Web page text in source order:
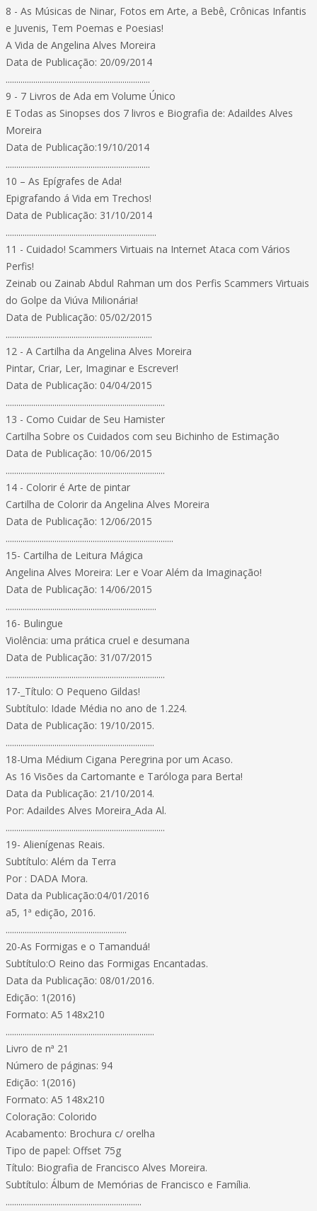
8 - As Músicas de Ninar, Fotos em Arte, a Bebê, Crônicas Infantis
e Juvenis, Tem Poemas e Poesias!
A Vida de Angelina Alves Moreira
Data de Publicação: 20/09/2014
....................................................................
9 - 7 Livros de Ada em Volume Único
E Todas as Sinopses dos 7 livros e Biografia de: Adaildes Alves
Moreira
Data de Publicação:19/10/2014
....................................................................
10 – As Epígrafes de Ada!
Epigrafando á Vida em Trechos!
Data de Publicação: 31/10/2014
.......................................................................
11 - Cuidado! Scammers Virtuais na Internet Ataca com Vários
Perfis!
Zeinab ou Zainab Abdul Rahman um dos Perfis Scammers Virtuais
do Golpe da Viúva Milionária!
Data de Publicação: 05/02/2015
.....................................................................
12 - A Cartilha da Angelina Alves Moreira
Pintar, Criar, Ler, Imaginar e Escrever!
Data de Publicação: 04/04/2015
...........................................................................
13 - Como Cuidar de Seu Hamister
Cartilha Sobre os Cuidados com seu Bichinho de Estimação
Data de Publicação: 10/06/2015
...........................................................................
14 - Colorir é Arte de pintar
Cartilha de Colorir da Angelina Alves Moreira
Data de Publicação: 12/06/2015
...............................................................................
15- Cartilha de Leitura Mágica
Angelina Alves Moreira: Ler e Voar Além da Imaginação!
Data de Publicação: 14/06/2015
.......................................................................
16- Bulingue
Violência: uma prática cruel e desumana
Data de Publicação: 31/07/2015
...........................................................................
17-_Título: O Pequeno Gildas!
Subtítulo: Idade Média no ano de 1.224.
Data de Publicação: 19/10/2015.
......................................................................
18-Uma Médium Cigana Peregrina por um Acaso.
As 16 Visões da Cartomante e Taróloga para Berta!
Data da Publicação: 21/10/2014.
Por: Adaildes Alves Moreira_Ada Al.
...........................................................................
19- Alienígenas Reais.
Subtítulo: Além da Terra
Por : DADA Mora.
Data da Publicação:04/01/2016
a5, 1ª edição, 2016.
.........................................................
20-As Formigas e o Tamanduá!
Subtítulo:O Reino das Formigas Encantadas.
Data da Publicação: 08/01/2016.
Edição: 1(2016)
Formato: A5 148x210
......................................................................
Livro de nª 21
Número de páginas: 94
Edição: 1(2016)
Formato: A5 148x210
Coloração: Colorido
Acabamento: Brochura c/ orelha
Tipo de papel: Offset 75g
Título: Biografia de Francisco Alves Moreira.
Subtítulo: Álbum de Memórias de Francisco e Família.
................................................................